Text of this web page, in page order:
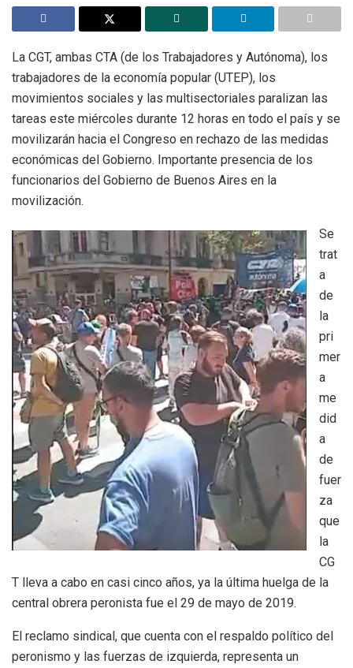
La CGT, ambas CTA (de los Trabajadores y Autónoma), los
trabajadores de la economía popular (UTEP), los
movimientos sociales y las multisectoriales paralizan las
tareas este miércoles durante 12 horas en todo el país y se
movilizarán hacia el Congreso en rechazo de las medidas
económicas del Gobierno. Importante presencia de los
funcionarios del Gobierno de Buenos Aires en la
movilización.
Se
trat
a
de
la
pri
mer
a
me
did
a
de
fuer
za
que
la
CG
T lleva a cabo en casi cinco años, ya la última huelga de la
central obrera peronista fue el 29 de mayo de 2019.
El reclamo sindical, que cuenta con el respaldo político del
peronismo y las fuerzas de izquierda, representa un